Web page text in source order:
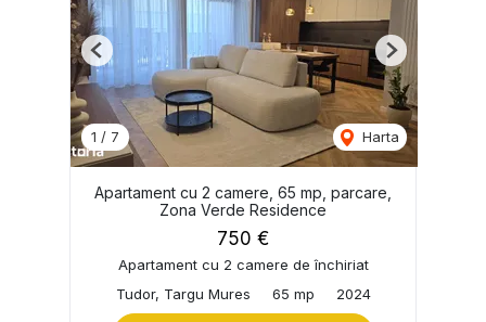
1 / 7 Harta
Previous Next
Apartament cu 2 camere, 65 mp, parcare,
Zona Verde Residence
750 €
Apartament cu 2 camere de închiriat
Tudor, Targu Mures
65 mp 2024